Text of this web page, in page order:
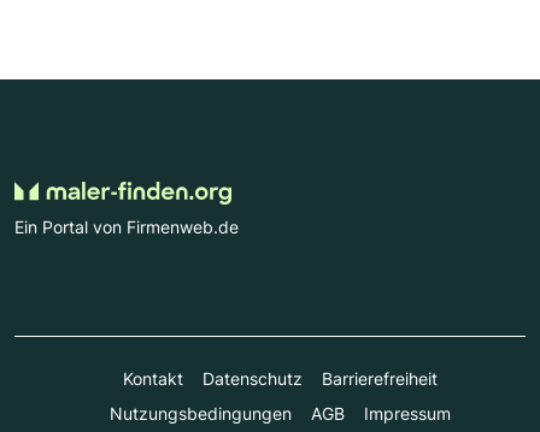
Ein Portal von Firmenweb.de
Kontakt Datenschutz
Barrierefreiheit
Nutzungsbedingungen
AGB Impressum